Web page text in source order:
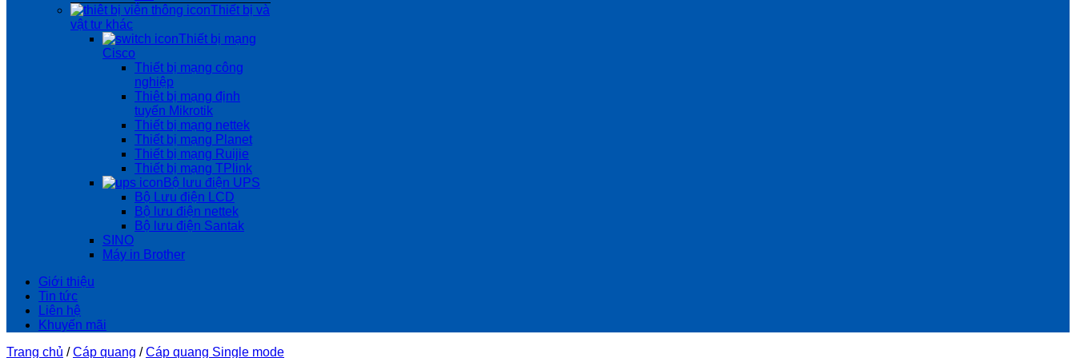
Thiết bị và
vật tư khác
Thiết bị mạng
Cisco
Thiết bị mạng công
nghiệp
Thiêt bị mạng định
tuyến Mikrotik
Thiết bị mạng nettek
Thiết bị mạng Planet
Thiết bị mạng Ruijie
Thiết bị mạng TPlink
Bộ lưu điện UPS
Bộ Lưu điện LCD
Bộ lưu điện nettek
Bộ lưu điện Santak
SINO
Máy in Brother
Giới thiệu
Tin tức
Liên hệ
Khuyến mãi
Trang chủ / Cáp quang / Cáp quang Single mode